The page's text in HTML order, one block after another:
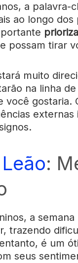
a palavra-
ao longo
possam tirar
muito
na linha
você
Leão:
a
trazendo
é um
seus